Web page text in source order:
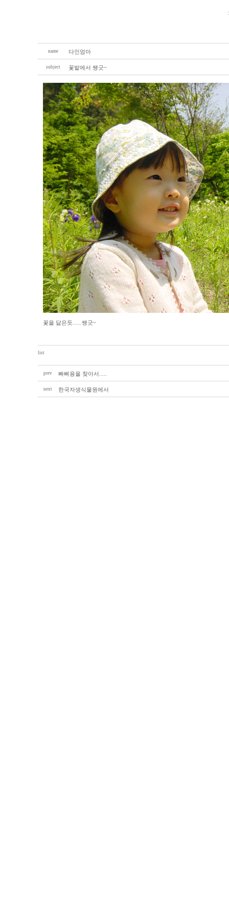
name 다인엄마
subject 꽃밭에서 쌩긋~
꽃을 닮은듯......쌩긋~
list
prev 빠삐용을 찾아서.....
next 한국자생식물원에서